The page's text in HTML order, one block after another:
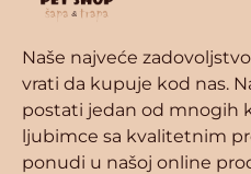
Naše najveće
vrati da kupuje kod nas.
postati jedan od mnogih
ljubimce sa kvalitetnim
ponudi u našoj online